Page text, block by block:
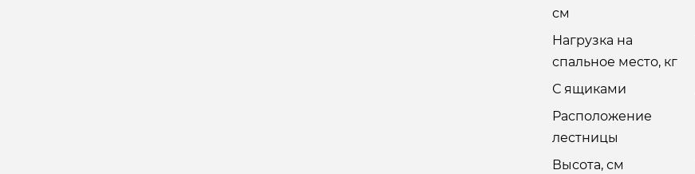
см
Нагрузка на
спальное место, кг
С ящиками
Расположение
лестницы
Высота, см